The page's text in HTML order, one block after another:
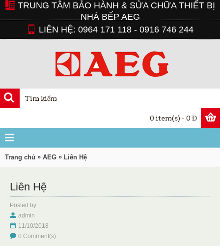
TRUNG TÂM BẢO HÀNH & SỬA CHỮA THIẾT BỊ
NHÀ BẾP AEG
LIÊN HỆ: 0964 171 118 - 0916 746 244
0 item(s) - 0 Đ
Trang chủ » AEG » Liên Hệ
Liên Hệ
Posted by
admin
11/10/2018
0 Comment(s)